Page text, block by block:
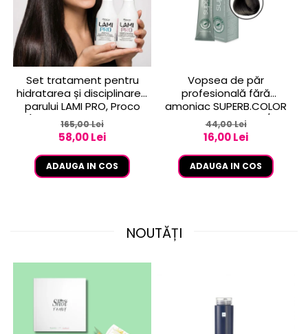
Set tratament pentru
hidratarea și disciplinarea
parului LAMI PRO, Proco
(șampon + balsam 2x
250ml)
165,00 Lei
58,00 Lei
ADAUGA IN COS
Vopsea de păr
profesională fără
amoniac SUPERB.COLOR
100 ml - Pro.Co - 6/01
BLOND INCHIS CENUSIU
44,00 Lei
16,00 Lei
ADAUGA IN COS
NOUTĂȚI